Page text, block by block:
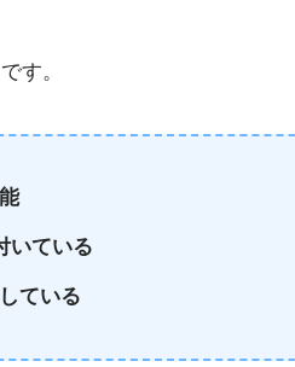
す。
いている
ている